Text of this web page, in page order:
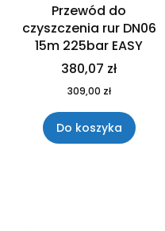
Przewód do
czyszczenia rur DN06
15m 225bar EASY
380,07 zł
309,00 zł
Do koszyka